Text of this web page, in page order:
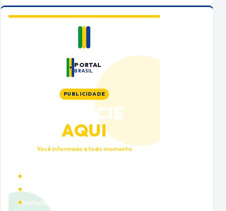
PORTAL
BRASIL
PUBLICIDADE
ANUNCIE
AQUI
Você informado a todo momento
Múltiplas categorias